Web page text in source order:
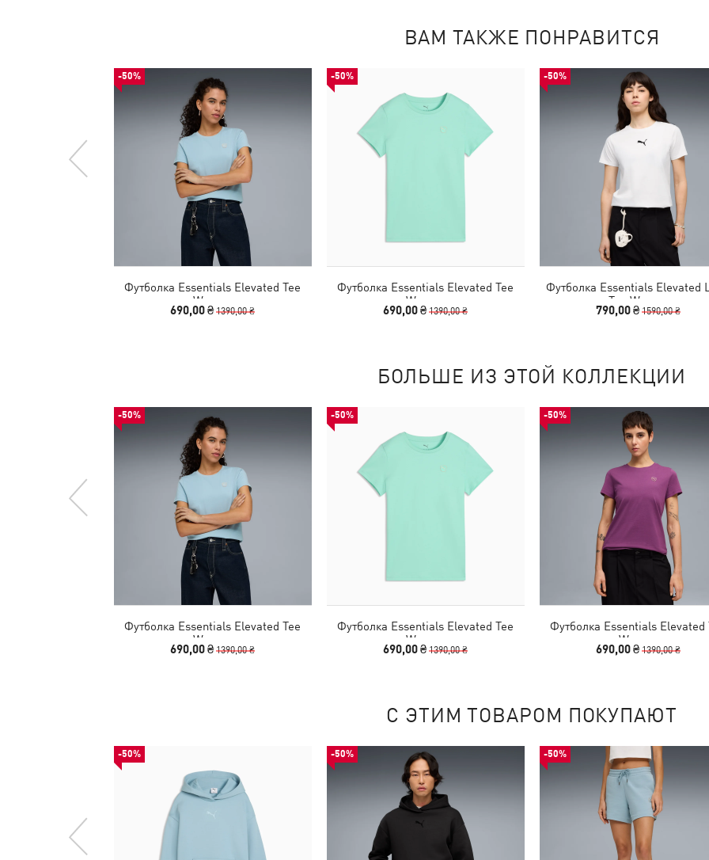
ВАМ ТАКЖЕ ПОНРАВИТСЯ
-50%
Футболка Essentials Elevated Tee
Women
690,00 ₴1390,00 ₴
-50%
Футболка Essentials Elevated Tee
Women
690,00 ₴1390,00 ₴
-50%
Футболка Essentials Elevated
Tee Women
790,00 ₴1590,00 ₴
БОЛЬШЕ ИЗ ЭТОЙ КОЛЛЕКЦИИ
-50%
Футболка Essentials Elevated Tee
Women
690,00 ₴1390,00 ₴
-50%
Футболка Essentials Elevated Tee
Women
690,00 ₴1390,00 ₴
-50%
Футболка Essentials Elevated
Women
690,00 ₴1390,00 ₴
С ЭТИМ ТОВАРОМ ПОКУПАЮТ
-50% -50% -50%